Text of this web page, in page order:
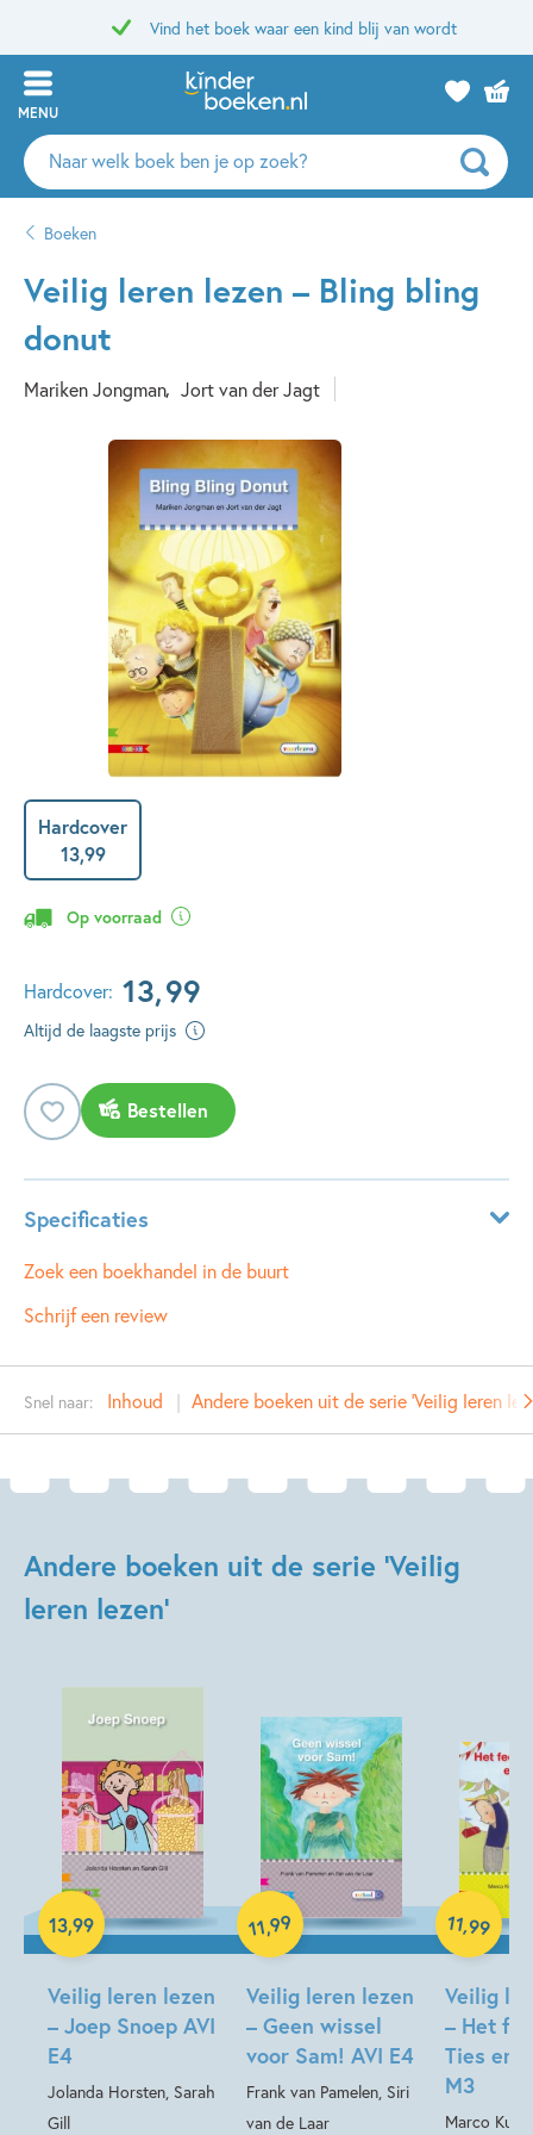
Vind het boek waar een kind blij van wordt
MENU
Zoeken
naar
auteurs
uitgevers
Boeken
Veilig leren lezen – Bling bling
donut
Mariken Jongman Jort van der Jagt
Hardcover
13,99
Op voorraad
Hardcover: 13,99
Altijd de laagste prijs
Bestellen
Specificaties
ISBN: 9789048721306
NUR:
Auteur(s): Mariken Jongman
Illustrator:
Jort van der Jagt
Uitgever:
Zwijsen Uitgeverij
Kenmerken van dit boek
Beginnende lezer & AVI boeken
Zoek een boekhandel in de buurt
Schrijf een review
Snel naar: Inhoud Andere boeken uit de serie 'Veilig leren
Andere boeken uit de serie 'Veilig
leren lezen'
Veilig leren lezen
– Joep Snoep AVI
E4
Jolanda Horsten, Sarah
Gill
13,99
Hardcover
Veilig leren lezen
– Geen wissel
voor Sam! AVI E4
Frank van Pamelen, Siri
van de Laar
11,99
Hardcover
Veilig
– Het
Ties en
M3
Marco
11,99
Hardcover